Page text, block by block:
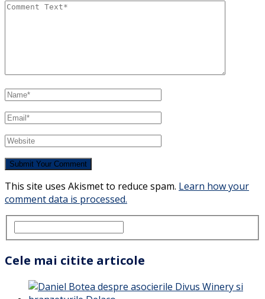
This site uses Akismet to reduce spam. Learn how your
comment data is processed.
Cele mai citite articole